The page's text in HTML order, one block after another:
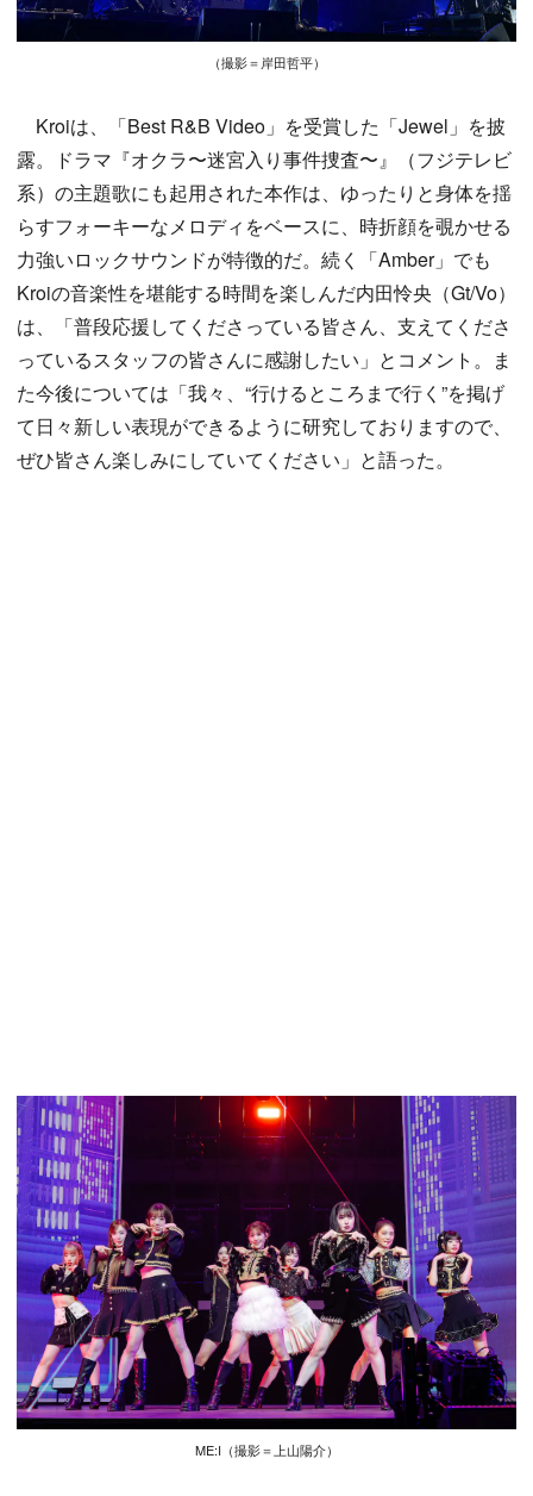
（撮影＝岸田哲平）
Kroiは、「Best R&B Video」を受賞した「Jewel」を披
露。ドラマ『オクラ〜迷宮入り事件捜査〜』（フジテレビ
系）の主題歌にも起用された本作は、ゆったりと身体を揺
らすフォーキーなメロディをベースに、時折顔を覗かせる
力強いロックサウンドが特徴的だ。続く「Amber」でも
Kroiの音楽性を堪能する時間を楽しんだ内田怜央（Gt/Vo）
は、「普段応援してくださっている皆さん、支えてくださ
っているスタッフの皆さんに感謝したい」とコメント。ま
た今後については「我々、“行けるところまで行く”を掲げ
て日々新しい表現ができるように研究しておりますので、
ぜひ皆さん楽しみにしていてください」と語った。
ME:I（撮影＝上山陽介）